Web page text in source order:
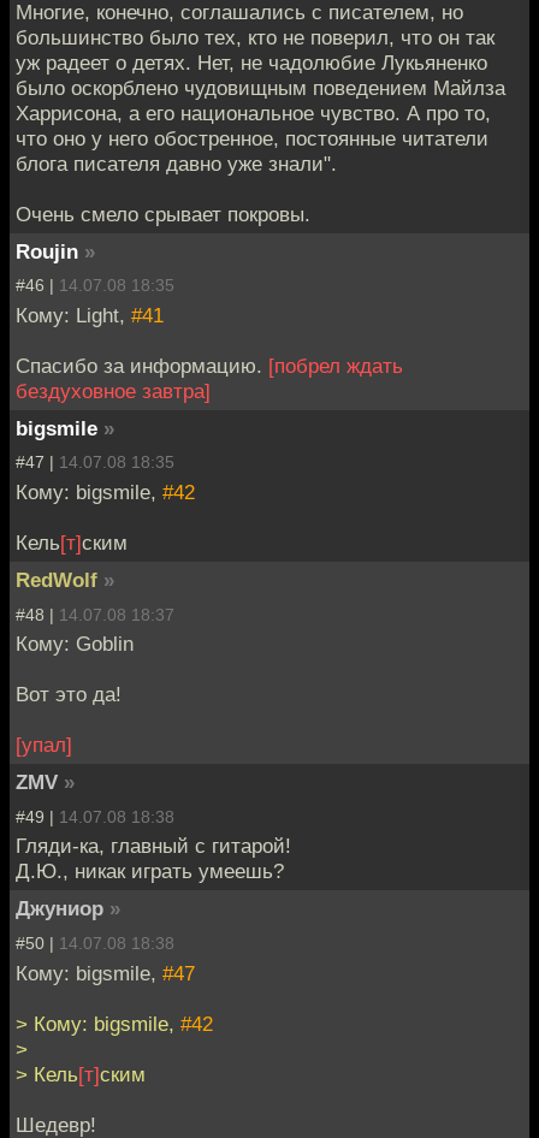
Многие, конечно, соглашались с писателем, но
большинство было тех, кто не поверил, что он так
уж радеет о детях. Нет, не чадолюбие Лукьяненко
было оскорблено чудовищным поведением Майлза
Харрисона, а его национальное чувство. А про то,
что оно у него обостренное, постоянные читатели
блога писателя давно уже знали".
Очень смело срывает покровы.
Roujin »
#46 | 14.07.08 18:35
Кому: Light, #41
Спасибо за информацию. [побрел ждать
бездуховное завтра]
bigsmile »
#47 | 14.07.08 18:35
Кому: bigsmile, #42
Кель[т]ским
RedWolf »
#48 | 14.07.08 18:37
Кому: Goblin
Вот это да!
[упал]
ZMV »
#49 | 14.07.08 18:38
Гляди-ка, главный с гитарой!
Д.Ю., никак играть умеешь?
Джуниор »
#50 | 14.07.08 18:38
Кому: bigsmile, #47
> Кому: bigsmile, #42
>
> Кель[т]ским
Шедевр!